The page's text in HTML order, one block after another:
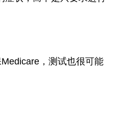
，测试也很可能